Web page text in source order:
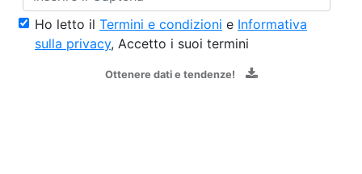
Ho letto il Termini e condizioni e Informativa
sulla privacy, Accetto i suoi termini
Ottenere dati e tendenze!